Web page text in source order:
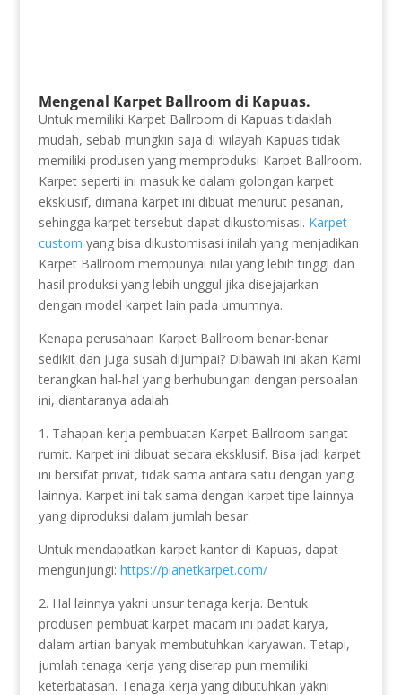
Mengenal Karpet Ballroom di Kapuas.
Untuk memiliki Karpet Ballroom di Kapuas tidaklah
mudah, sebab mungkin saja di wilayah Kapuas tidak
memiliki produsen yang memproduksi Karpet Ballroom.
Karpet seperti ini masuk ke dalam golongan karpet
eksklusif, dimana karpet ini dibuat menurut pesanan,
sehingga karpet tersebut dapat dikustomisasi. Karpet
custom yang bisa dikustomisasi inilah yang menjadikan
Karpet Ballroom mempunyai nilai yang lebih tinggi dan
hasil produksi yang lebih unggul jika disejajarkan
dengan model karpet lain pada umumnya.
Kenapa perusahaan Karpet Ballroom benar-benar
sedikit dan juga susah dijumpai? Dibawah ini akan Kami
terangkan hal-hal yang berhubungan dengan persoalan
ini, diantaranya adalah:
1. Tahapan kerja pembuatan Karpet Ballroom sangat
rumit. Karpet ini dibuat secara eksklusif. Bisa jadi karpet
ini bersifat privat, tidak sama antara satu dengan yang
lainnya. Karpet ini tak sama dengan karpet tipe lainnya
yang diproduksi dalam jumlah besar.
Untuk mendapatkan karpet kantor di Kapuas, dapat
mengunjungi: https://planetkarpet.com/
2. Hal lainnya yakni unsur tenaga kerja. Bentuk
produsen pembuat karpet macam ini padat karya,
dalam artian banyak membutuhkan karyawan. Tetapi,
jumlah tenaga kerja yang diserap pun memiliki
keterbatasan. Tenaga kerja yang dibutuhkan yakni